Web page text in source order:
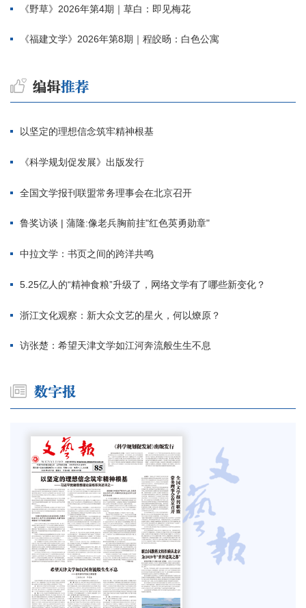
《野草》2026年第4期｜草白：即见梅花
《福建文学》2026年第8期｜程皎旸：白色公寓
以坚定的理想信念筑牢精神根基
《科学规划促发展》出版发行
全国文学报刊联盟常务理事会在北京召开
鲁奖访谈 | 蒲隆:像老兵胸前挂"红色英勇勋章"
中拉文学：书页之间的跨洋共鸣
5.25亿人的“精神食粮”升级了，网络文学有了哪些新变化？
浙江文化观察：新大众文艺的星火，何以燎原？
访张楚：希望天津文学如江河奔流般生生不息